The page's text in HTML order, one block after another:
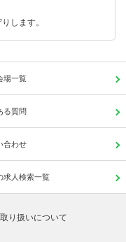
します。
場一覧
る質問
合わせ
求人検索一覧
り扱いについて